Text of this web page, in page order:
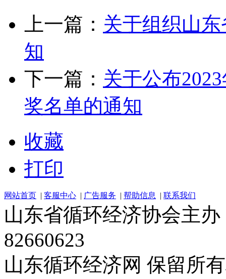
上一篇： 关于组织山
知
下一篇： 关于公布
奖名单的通知
收藏
打印
网站首页 | 客服中心 | 广告服务 | 帮助信息 | 联系我们
山东省循环经济协会主办
82660623
山东循环经济网 保留所